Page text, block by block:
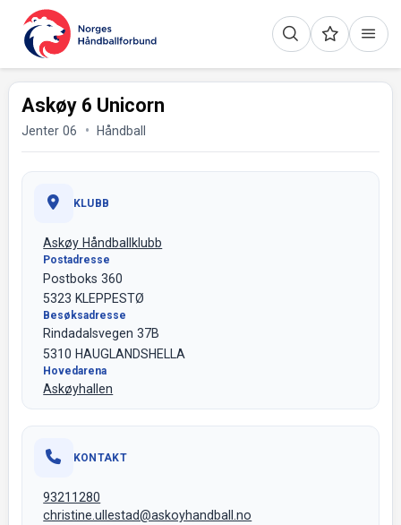
Askøy 6 Unicorn
Jenter 06 Håndball
KLUBB
Askøy Håndballklubb
Postadresse
Postboks 360
5323 KLEPPESTØ
Besøksadresse
Rindadalsvegen 37B
5310 HAUGLANDSHELLA
Hovedarena
Askøyhallen
KONTAKT
93211280
christine.ullestad@askoyhandball.no